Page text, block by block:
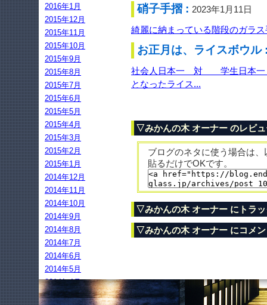
硝子手摺 : 2023年1月11日
綺麗に納まっている階段のガラ
お正月は、ライスボウル
社会人日本一 対 学生日本一
となったライス...
▽みかんの木 オーナー のレビ
ブログのネタに使う場合は
貼るだけでOKです。
▽みかんの木 オーナー にトラ
▽みかんの木 オーナー にコメ
2016年1月
2015年12月
2015年11月
2015年10月
2015年9月
2015年8月
2015年7月
2015年6月
2015年5月
2015年4月
2015年3月
2015年2月
2015年1月
2014年12月
2014年11月
2014年10月
2014年9月
2014年8月
2014年7月
2014年6月
2014年5月
2014年4月
2014年3月